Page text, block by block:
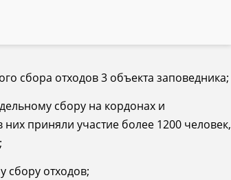
сбора отходов 3 объекта заповедника;
сбору на кордонах и
приняли участие более 1200 человек,
сбору отходов;